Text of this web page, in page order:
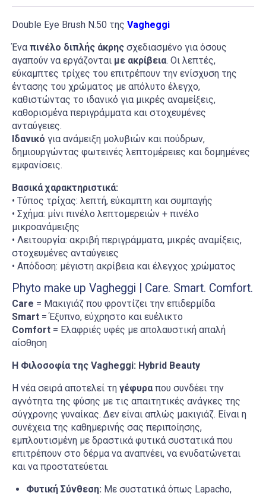
Double Eye Brush N.50 της Vagheggi
Ένα πινέλο διπλής άκρης σχεδιασμένο για όσους
αγαπούν να εργάζονται με ακρίβεια. Οι λεπτές,
εύκαμπτες τρίχες του επιτρέπουν την ενίσχυση της
έντασης του χρώματος με απόλυτο έλεγχο,
καθιστώντας το ιδανικό για μικρές αναμείξεις,
καθορισμένα περιγράμματα και στοχευμένες
ανταύγειες.
Ιδανικό για ανάμειξη μολυβιών και πούδρων,
δημιουργώντας φωτεινές λεπτομέρειες και δομημένες
εμφανίσεις.
Βασικά χαρακτηριστικά:
• Τύπος τρίχας: λεπτή, εύκαμπτη και συμπαγής
• Σχήμα: μίνι πινέλο λεπτομερειών + πινέλο
μικροανάμειξης
• Λειτουργία: ακριβή περιγράμματα, μικρές αναμίξεις,
στοχευμένες ανταύγειες
• Απόδοση: μέγιστη ακρίβεια και έλεγχος χρώματος
Phyto make up Vagheggi | Care. Smart. Comfort.
Care = Μακιγιάζ που φροντίζει την επιδερμίδα
Smart = Έξυπνο, εύχρηστο και ευέλικτο
Comfort = Ελαφριές υφές με απολαυστική απαλή
αίσθηση
Η Φιλοσοφία της Vagheggi: Hybrid Beauty
H νέα σειρά αποτελεί τη γέφυρα που συνδέει την
αγνότητα της φύσης με τις απαιτητικές ανάγκες της
σύγχρονης γυναίκας. Δεν είναι απλώς μακιγιάζ. Είναι η
συνέχεια της καθημερινής σας περιποίησης,
εμπλουτισμένη με δραστικά φυτικά συστατικά που
επιτρέπουν στο δέρμα να αναπνέει, να ενυδατώνεται
και να προστατεύεται.
Φυτική Σύνθεση: Με συστατικά όπως Lapacho,